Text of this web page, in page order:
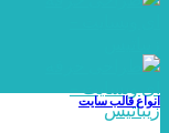
انواع قالب سایت